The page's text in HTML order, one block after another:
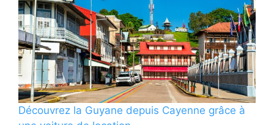
Découvrez la Guyane depuis Cayenne grâce à